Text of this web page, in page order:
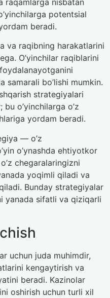
raqamlarga nisbatan
potentsial
beradi.
va raqibning harakatlarini
O’yinchilar raqiblarini
samarali bo’lishi mumkin.
strategiyalari
o’yinchilarga o’z
yordam beradi.
— o’z
o’ynashda ehtiyotkor
chegaralaringizni
yoqimli qiladi va
Bunday strategiyalar
yanada sifatli va qiziqarli
uchun juda muhimdir,
kengaytirish va
beradi. Kazinolar
oshirish uchun turli xil